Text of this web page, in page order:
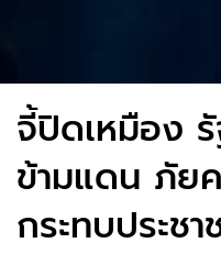
จี้ปิดเหมือง
ข้ามแดน ภัย
กระทบประช